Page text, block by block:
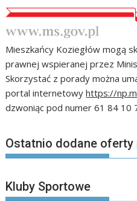
Mieszkańcy Koziegłów mogą
prawnej wspieranej przez
Skorzystać z porady można
portal internetowyhttps://
dzwoniąc pod numer 61 84 10
Ostatnio dodane oferty
Kluby Sportowe